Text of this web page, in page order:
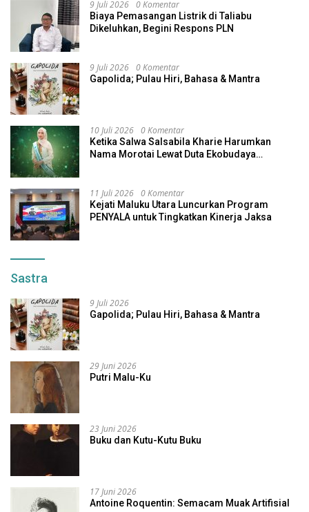
9 Juli 2026 0 Komentar
Biaya Pemasangan Listrik di Taliabu
Dikeluhkan, Begini Respons PLN
9 Juli 2026 0 Komentar
Gapolida; Pulau Hiri, Bahasa & Mantra
10 Juli 2026 0 Komentar
Ketika Salwa Salsabila Kharie Harumkan
Nama Morotai Lewat Duta Ekobudaya
11 Juli 2026 0 Komentar
Kejati Maluku Utara Luncurkan Program
PENYALA untuk Tingkatkan Kinerja Jaksa
Sastra
9 Juli 2026
Gapolida; Pulau Hiri, Bahasa & Mantra
29 Juni 2026
Putri Malu-Ku
23 Juni 2026
Buku dan Kutu-Kutu Buku
17 Juni 2026
Antoine Roquentin: Semacam Muak Artifisial